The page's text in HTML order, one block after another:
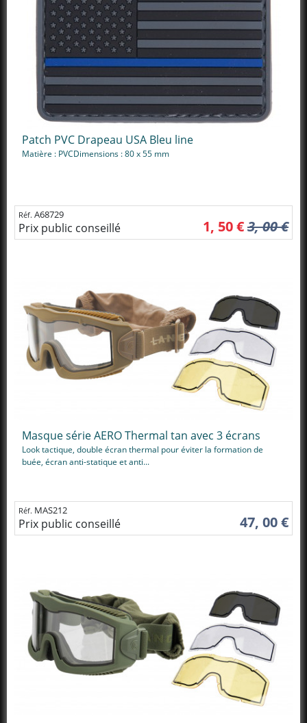
Patch PVC Drapeau USA Bleu line
Matière : PVCDimensions : 80 x 55 mm
Réf. A68729
Prix public conseillé 3, 00 €
1, 50 €
Masque série AERO Thermal tan avec 3 écrans
Look tactique, double écran thermal pour éviter la formation de
buée, écran anti-statique et anti...
Réf. MAS212
Prix public conseillé 47, 00 €